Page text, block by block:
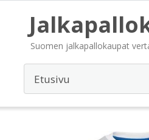
Suomen jalkapallokaupat